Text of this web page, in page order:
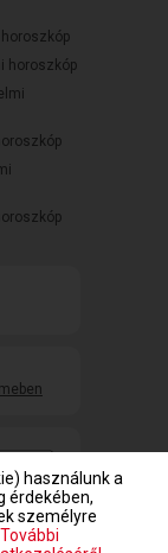
horoszkóp
használunk a
érdekében,
személyre
További